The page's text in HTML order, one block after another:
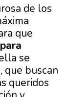
de los
que
se
que buscan
queridos